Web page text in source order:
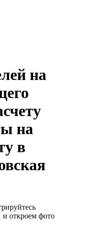
на
на
в
и откроем фото